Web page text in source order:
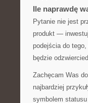
Ile naprawdę
Pytanie nie jest
produkt —
podejścia do
będzie
Zachęcam Was
najbardziej
symbolem